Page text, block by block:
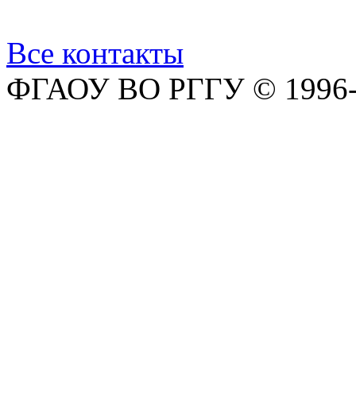
Все контакты
ФГАОУ ВО РГГУ ©